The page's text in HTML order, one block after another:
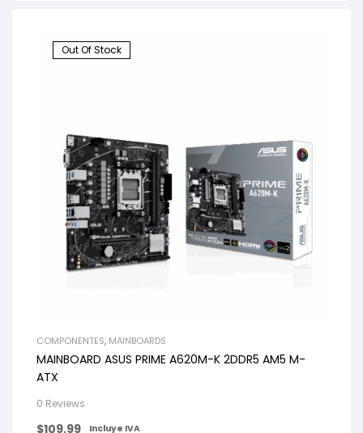
Out Of Stock
COMPONENTES, MAINBOARDS
MAINBOARD ASUS PRIME A620M-K 2DDR5 AM5 M-
ATX
0 Reviews
$109.99 Incluye IVA